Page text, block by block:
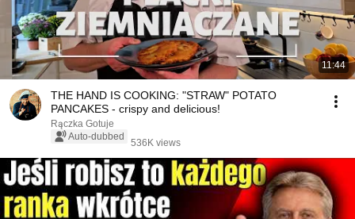
11:44
THE HAND IS COOKING: "STRAW" POTATO
PANCAKES - crispy and delicious!
Rączka Gotuje
Auto-dubbed
536K views